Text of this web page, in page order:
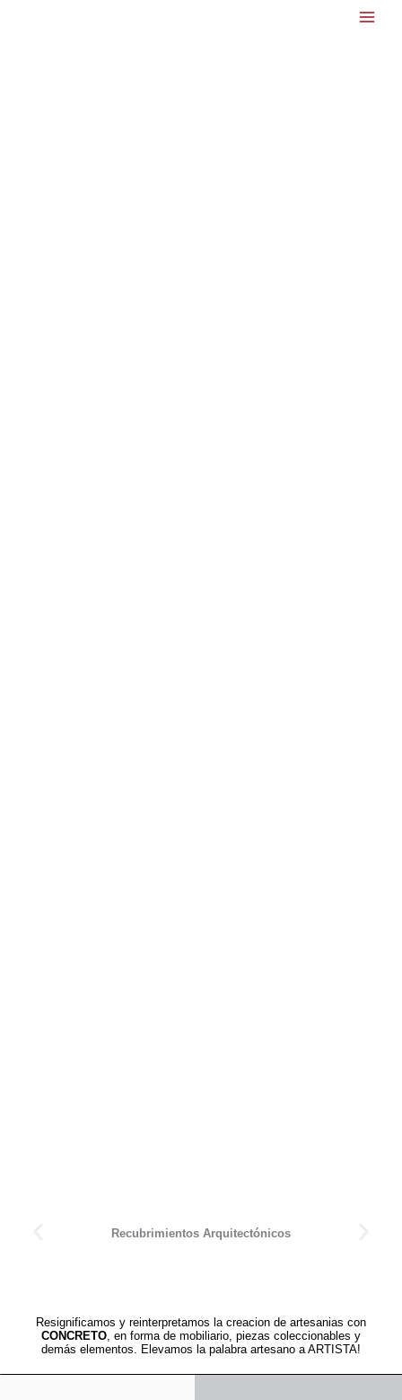
Recubrimientos Arquitectónicos
Resignificamos y reinterpretamos la creacion de artesanias con
CONCRETO, en forma de mobiliario, piezas coleccionables y
demás elementos. Elevamos la palabra artesano a ARTISTA!